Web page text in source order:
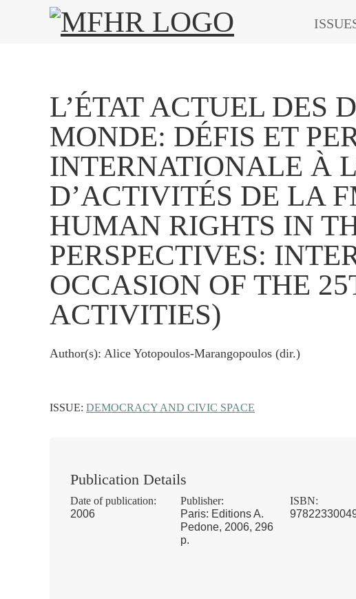
L’ÉTAT ACTUEL DES
MONDE: DÉFIS ET
INTERNATIONALE À
D’ACTIVITÉS DE LA
HUMAN RIGHTS IN
PERSPECTIVES:
OCCASION OF THE
ACTIVITIES)
Author(s): Alice Yotopoulos-Marangopoulos (dir.)
ISSUE: DEMOCRACY AND CIVIC SPACE
Publication Details
Date of publication:
2006
Publisher:
Paris: Editions A.
Pedone, 2006, 296
p.
ISBN: